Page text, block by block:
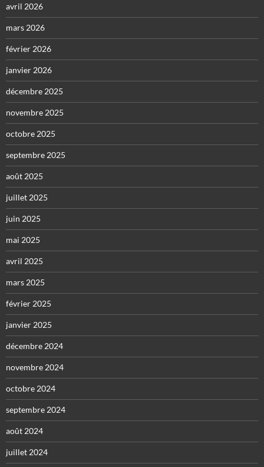
avril 2026
mars 2026
février 2026
janvier 2026
décembre 2025
novembre 2025
octobre 2025
septembre 2025
août 2025
juillet 2025
juin 2025
mai 2025
avril 2025
mars 2025
février 2025
janvier 2025
décembre 2024
novembre 2024
octobre 2024
septembre 2024
août 2024
juillet 2024